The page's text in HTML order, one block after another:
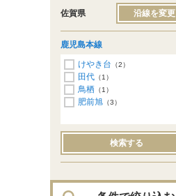
佐賀県 沿線を変更
鹿児島本線
けやき台 （2）
田代 （1）
鳥栖 （1）
肥前旭 （3）
検索する